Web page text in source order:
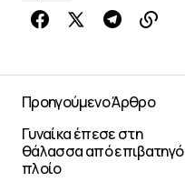
Προηγούμενο Άρθρο
Γυναίκα έπεσε στη
θάλασσα από επιβατηγό
πλοίο